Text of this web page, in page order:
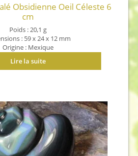
Obsidienne Oeil Céleste 6
cm
Poids : 20,1 g
: 59 x 24 x 12 mm
Origine : Mexique
Lire la suite